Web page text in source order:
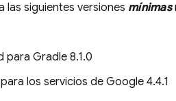
las siguientes versiones mínimas
para Gradle 8.1.0
los servicios de Google 4.4.1